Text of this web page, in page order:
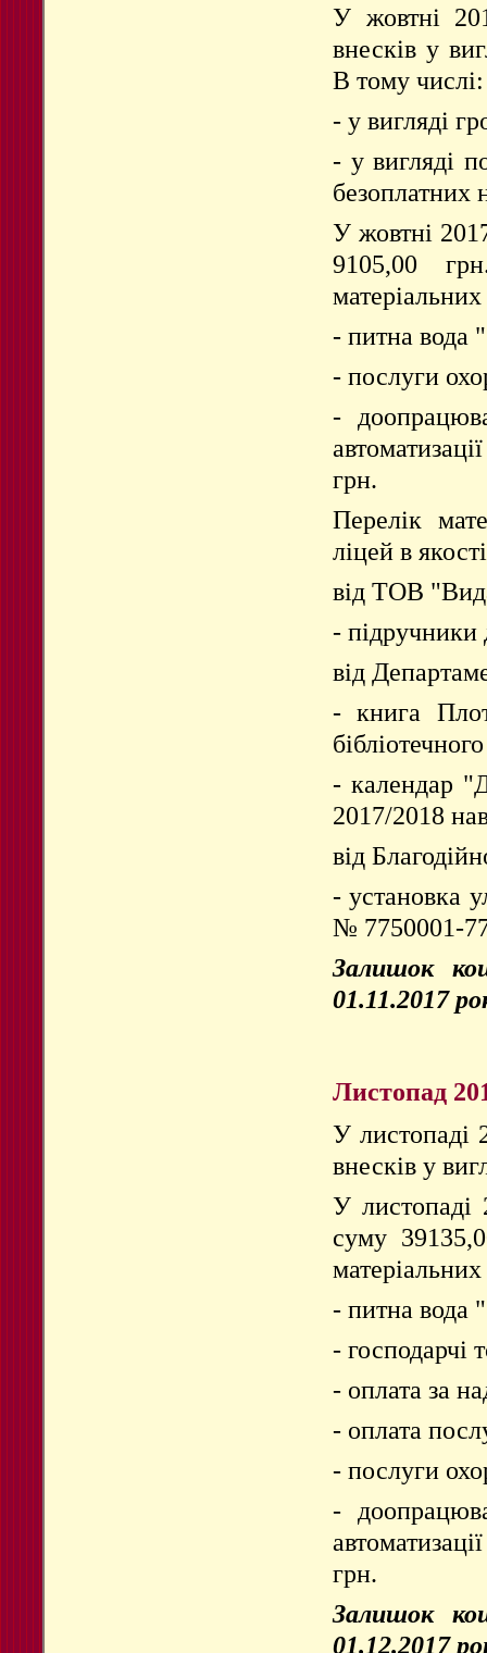
У жовтні
внесків у
В тому числі:
- у вигляді
- у вигляді
безоплатних
У жовтні
9105,00
- питна вода
- послуги
-
грн.
Перелік
ліцей в
від ТОВ
- підручники
від
- книга
- календар
2017/2018
від
- установка
№ 7750001-
Залишок
01.11.2017
Листопад
У листопаді
внесків у
У листопаді
суму
- питна вода
- господарчі
- оплата за
- оплата
- послуги
-
грн.
Залишок
01.12.2017